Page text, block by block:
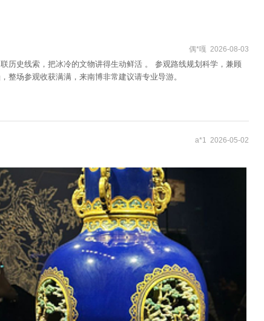
偶*嘎 2026-08-03
历史线索，把冰冷的文物讲得生动鲜活 。 参观路线规划科学，兼顾
场参观收获满满，来南博非常建议请专业导游。
a*1 2026-05-02